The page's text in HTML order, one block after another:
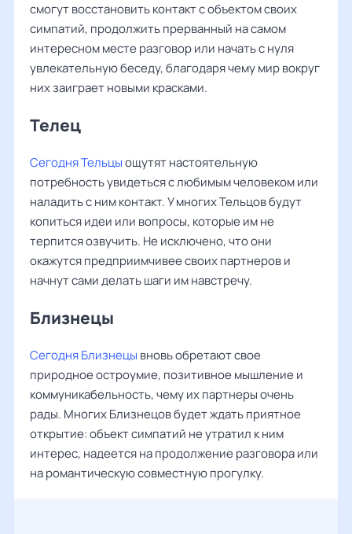
смогут восстановить контакт с объектом своих
симпатий, продолжить прерванный на самом
интересном месте разговор или начать с нуля
увлекательную беседу, благодаря чему мир вокруг
них заиграет новыми красками.
Телец
Сегодня Тельцыощутят настоятельную
потребность увидеться с любимым человеком или
наладить с ним контакт. У многих Тельцов будут
копиться идеи или вопросы, которые им не
терпится озвучить. Не исключено, что они
окажутся предприимчивее своих партнеров и
начнут сами делать шаги им навстречу.
Близнецы
Сегодня Близнецы вновь обретают свое
природное остроумие, позитивное мышление и
коммуникабельность, чему их партнеры очень
рады. Многих Близнецов будет ждать приятное
открытие: объект симпатий не утратил к ним
интерес, надеется на продолжение разговора или
на романтическую совместную прогулку.